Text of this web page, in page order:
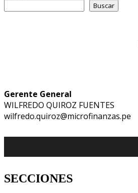
Buscar
Gerente General
WILFREDO QUIROZ FUENTES
wilfredo.quiroz@microfinanzas.pe
SECCIONES